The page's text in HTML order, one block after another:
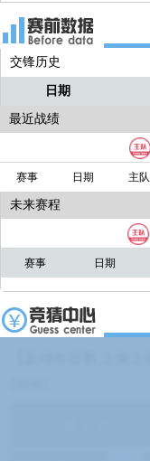
交锋历史
日期
最近战绩
赛事 日期 主队
未来赛程
赛事 日期